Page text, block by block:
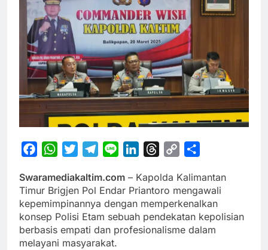
FacebookWhatsApp
TwitterTelegram
Line LinkedInThreads
Copy
Swaramediakaltim.com – Kapolda Kalimantan
Timur Brigjen Pol Endar Priantoro mengawali
kepemimpinannya dengan memperkenalkan
konsep Polisi Etam sebuah pendekatan kepolisian
berbasis empati dan profesionalisme dalam
melayani masyarakat.